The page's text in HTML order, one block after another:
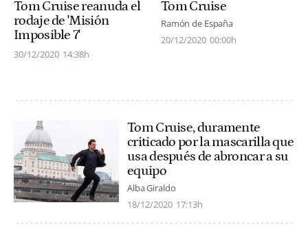
Tom Cruise reanuda el
rodaje de 'Misión
Imposible 7'
30/12/2020 14:38h
Tom Cruise
Ramón de España
20/12/2020 00:00h
Tom Cruise, duramente
criticado por la mascarilla que
usa después de abroncar a su
equipo
Alba Giraldo
18/12/2020 17:13h